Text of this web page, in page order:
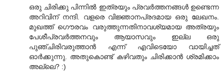
ഒരു ചിരിക്കു പിന്നില്‍ ഇത്രയും പ്രവര്‍ത്തനങ്ങള്‍ ഉണ്ടെന്ന
അറിവിന് നന്ദി. വളരെ വിജ്ഞാനപ്രദമായ ഒരു ലേഖനം.
മുഖത്ത് ഗൌരവം വരുത്തുന്നതിനാവശ്യമായ അത്രയും
പേശീപ്രവര്‍ത്തനവും ആയാസവും ഇല്ല ഒരു
പുഞ്ചിരിവരുത്താന്‍ എന്ന് എവിടെയോ വായിച്ചത്
ഓര്‍ക്കുന്നു. അതുകൊണ്ട് കഴിവതും ചിരിക്കാന്‍ ശ്രമിക്കാം
അല്ലെ? :)